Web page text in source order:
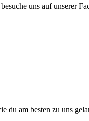
uns auf unserer
du am besten zu uns